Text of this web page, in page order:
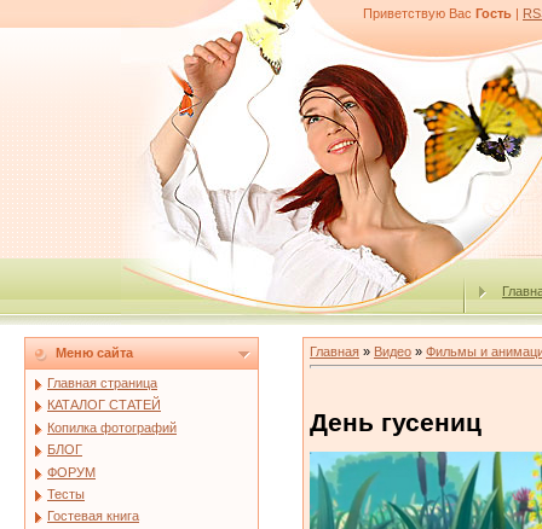
Приветствую Вас Гость |
Меню сайта
Главная страница
КАТАЛОГ СТАТЕЙ
Копилка фотографий
БЛОГ
ФОРУМ
Тесты
Гостевая книга
Главная » Видео » Фильмы и
День гусениц